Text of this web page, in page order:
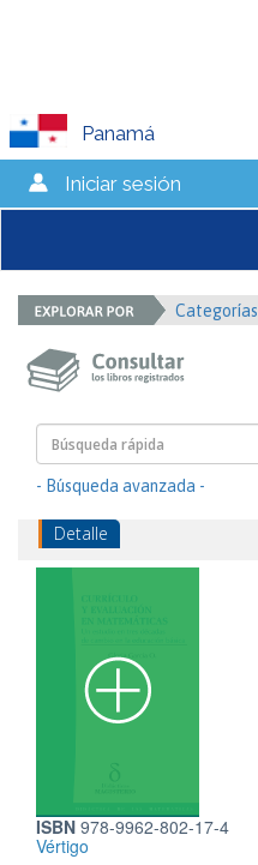
Panamá
Iniciar sesión
Categorías
- Búsqueda avanzada -
Detalle
ISBN 978-9962-802-17-4
Vértigo